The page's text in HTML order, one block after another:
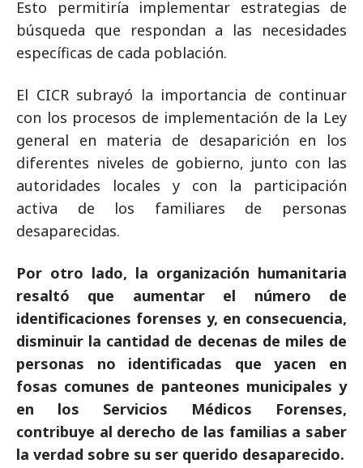
Esto permitiría implementar estrategias de
búsqueda que respondan a las necesidades
específicas de cada población.
El CICR subrayó la importancia de continuar
con los procesos de implementación de la Ley
general en materia de desaparición en los
diferentes niveles de gobierno, junto con las
autoridades locales y con la participación
activa de los familiares de personas
desaparecidas.
Por otro lado, la organización humanitaria
resaltó que aumentar el número de
identificaciones forenses y, en consecuencia,
disminuir la cantidad de decenas de miles de
personas no identificadas que yacen en
fosas comunes de panteones municipales y
en los Servicios Médicos Forenses,
contribuye al derecho de las familias a saber
la verdad sobre su ser querido desaparecido.